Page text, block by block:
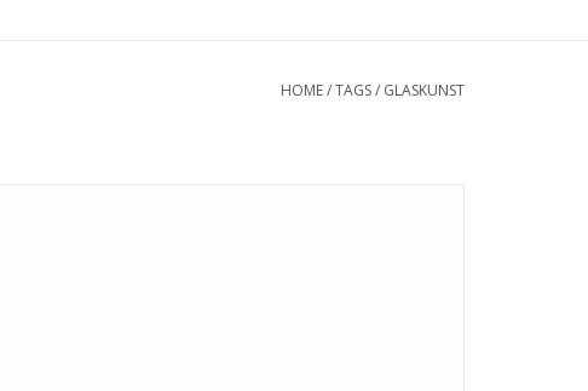
HOME/TAGS/ GLASKUNST